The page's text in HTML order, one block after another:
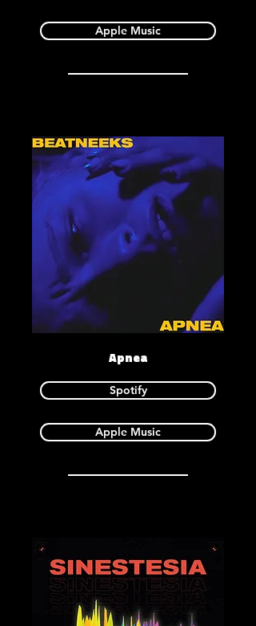
Apple Music
Apnea
Spotify
Apple Music